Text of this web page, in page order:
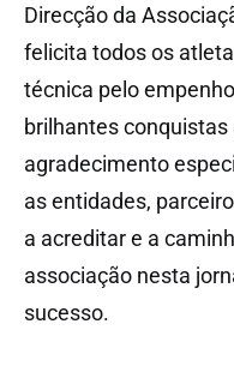
Direcção da
felicita todos os
técnica pelo
brilhantes conquistas
agradecimento
as entidades,
a acreditar e a
associação nesta
sucesso.